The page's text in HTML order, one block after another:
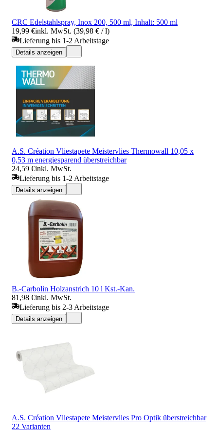
CRC Edelstahlspray, Inox 200, 500 ml, Inhalt: 500 ml
19,99 €inkl. MwSt. (39,98 € / l)
Lieferung bis 1-2 Arbeitstage
Details anzeigen
A.S. Création Vliestapete Meistervlies Thermowall 10,05 x
0,53 m energiesparend überstreichbar
24,59 €inkl. MwSt.
Lieferung bis 1-2 Arbeitstage
Details anzeigen
B.-Carbolin Holzanstrich 10 l Kst.-Kan.
81,98 €inkl. MwSt.
Lieferung bis 2-3 Arbeitstage
Details anzeigen
A.S. Création Vliestapete Meistervlies Pro Optik überstreichbar
22 Varianten